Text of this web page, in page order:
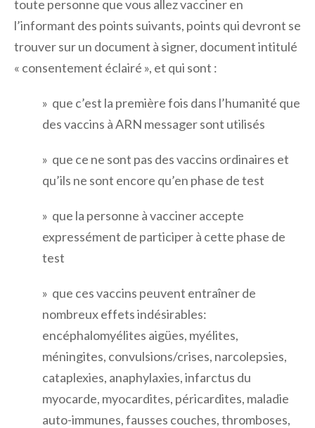
toute personne que vous allez vacciner en
l’informant des points suivants, points qui devront se
trouver sur un document à signer, document intitulé
« consentement éclairé », et qui sont :
» que c’est la première fois dans l’humanité que
des vaccins à ARN messager sont utilisés
» que ce ne sont pas des vaccins ordinaires et
qu’ils ne sont encore qu’en phase de test
» que la personne à vacciner accepte
expressément de participer à cette phase de
test
» que ces vaccins peuvent entraîner de
nombreux effets indésirables:
encéphalomyélites aigües, myélites,
méningites, convulsions/crises, narcolepsies,
cataplexies, anaphylaxies, infarctus du
myocarde, myocardites, péricardites, maladie
auto-immunes, fausses couches, thromboses,